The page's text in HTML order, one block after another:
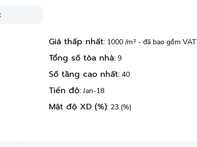
Giá thấp nhất: 1000 /m² - đã bao gồm VAT
Tổng số tòa nhà: 9
Số tầng cao nhất: 40
Tiến độ: Jan-18
Mật độ XD (%): 23 (%)